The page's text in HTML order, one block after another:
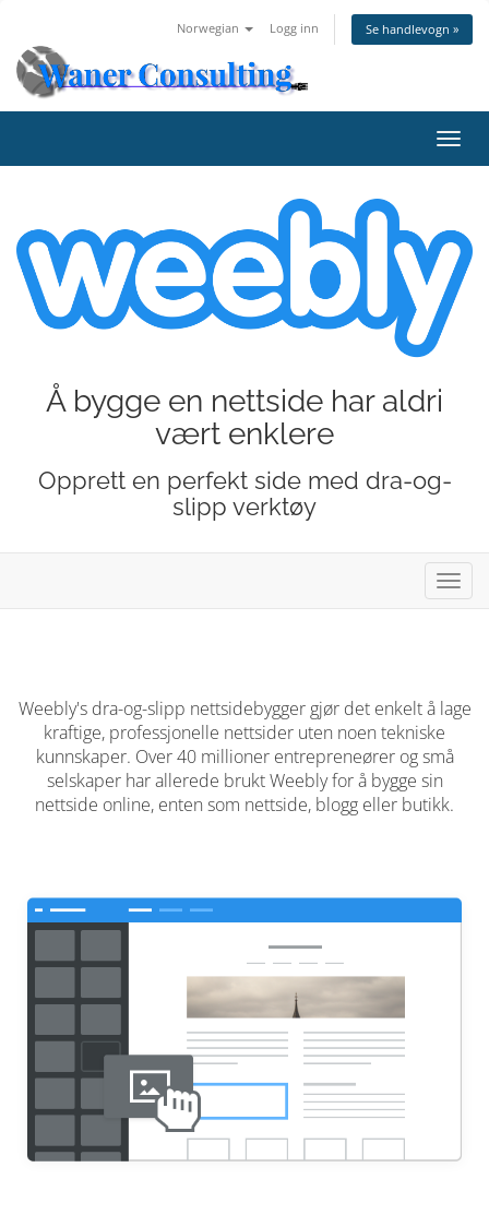
Norwegian Logg inn Se handlevogn »
Bytt
Å bygge en nettside har aldri
vært enklere
Opprett en perfekt side med dra-og-
slipp verktøy
Bytt
Weebly's dra-og-slipp nettsidebygger gjør det enkelt å lage
kraftige, professjonelle nettsider uten noen tekniske
kunnskaper. Over 40 millioner entrepreneører og små
selskaper har allerede brukt Weebly for å bygge sin
nettside online, enten som nettside, blogg eller butikk.